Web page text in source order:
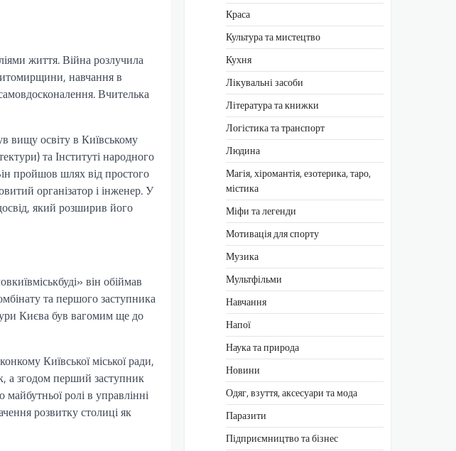
життя. Війна розлучила
навчання в
Вчителька
вищу освіту в Київському
та Інституті народного
пройшов шлях від простого
організатор і інженер. У
який розширив його
він обіймав
та першого заступника
Києва був вагомим ще до
Київської міської ради,
згодом перший заступник
майбутньої ролі в управлінні
розвитку столиці як
Краса
Культура та мистецтво
Кухня
Лікувальні засоби
Література та книжки
Логістика та транспорт
Людина
Магія, хіромантія, езотерика, таро,
містика
Міфи та легенди
Мотивація для спорту
Музика
Мультфільми
Навчання
Напої
Наука та природа
Новини
Одяг, взуття, аксесуари та мода
Паразити
Підприємництво та бізнес